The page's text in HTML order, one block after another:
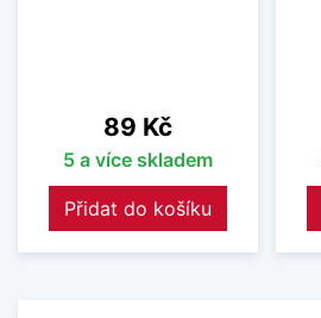
Cena
89 Kč
5 a více skladem
Přidat do košíku